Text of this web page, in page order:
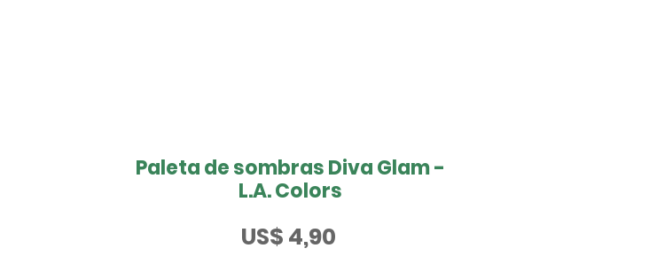
Paleta de sombras Diva Glam -
L.A. Colors
US$ 4,90Preço